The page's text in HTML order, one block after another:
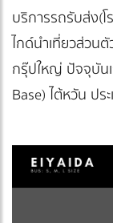
บริการรถรับส่ง(
ไกด์นำเที่ยวส่วน
กรุ๊ปใหญ่ ปัจจุบัน
Base) ไต้หวัน ปร